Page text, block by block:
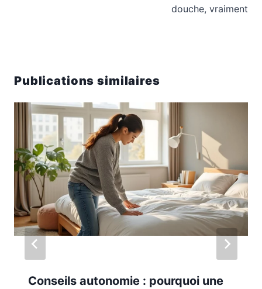
douche, vraiment
Publications similaires
Conseils autonomie : pourquoi une